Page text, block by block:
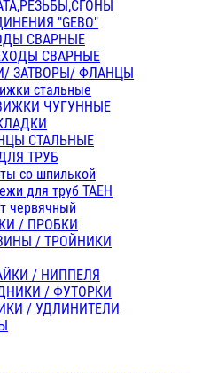
"GEBO"
СВАРНЫЕ
СВАРНЫЕ
ЗАТВОРЫ/ ФЛАНЦЫ
стальные
ЧУГУННЫЕ
СТАЛЬНЫЕ
ТРУБ
со шпилькой
для труб ТАЕН
червячный
/ ПРОБКИ
/ ТРОЙНИКИ
/ НИППЕЛЯ
/ ФУТОРКИ
/ УДЛИНИТЕЛИ